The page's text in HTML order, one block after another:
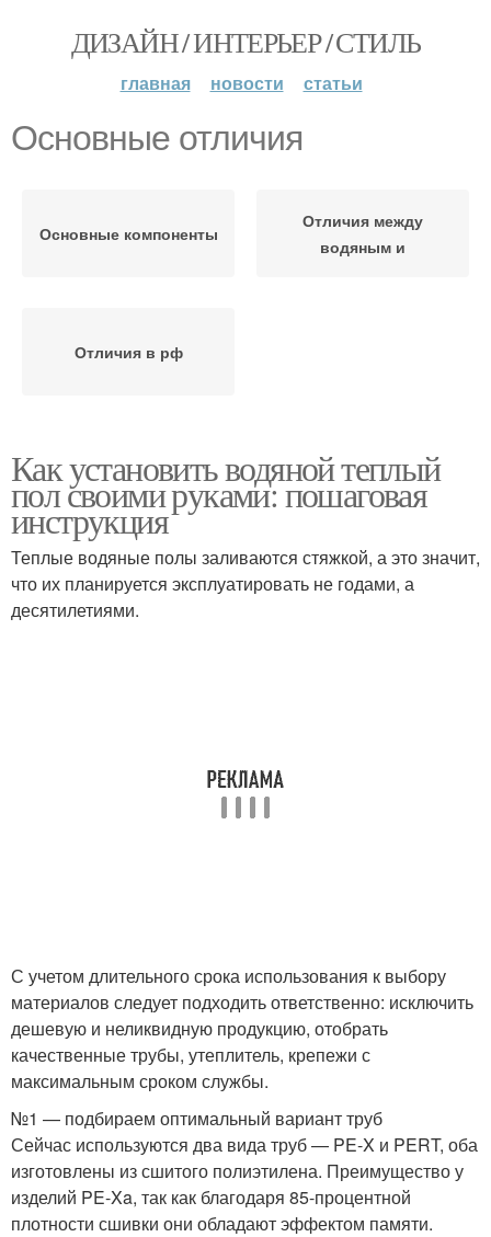
ДИЗАЙН / ИНТЕРЬЕР / СТИЛЬ
главная новости статьи
Основные отличия
Основные компоненты
Отличия между
водяным и
Отличия в рф
Как установить водяной теплый
пол своими руками: пошаговая
инструкция
Теплые водяные полы заливаются стяжкой, а это значит,
что их планируется эксплуатировать не годами, а
десятилетиями.
С учетом длительного срока использования к выбору
материалов следует подходить ответственно: исключить
дешевую и неликвидную продукцию, отобрать
качественные трубы, утеплитель, крепежи с
максимальным сроком службы.
№1 — подбираем оптимальный вариант труб
Сейчас используются два вида труб — PE-X и PERT, оба
изготовлены из сшитого полиэтилена. Преимущество у
изделий PE-Xa, так как благодаря 85-процентной
плотности сшивки они обладают эффектом памяти.